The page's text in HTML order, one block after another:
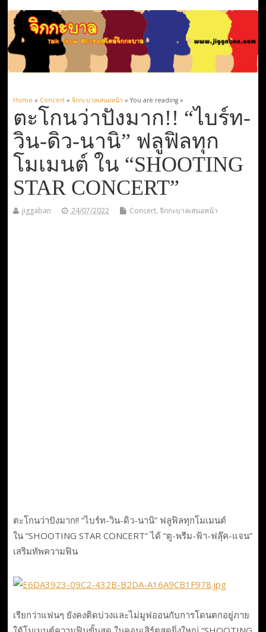
Home » Concert» จิกกะบาลเสนอหน้า » You are reading »
ตะโกนว่าปังมาก!! “ไบร์ท-
วิน-ดิว-นานิ” ฟลูฟิลทุก
โมเมนต์ ใน “SHOOTING
STAR CONCERT”
jiggaban 24/07/2022 Concert, จิกกะบาลเสนอหน้า
ตะโกนว่าปังมาก!! “ไบร์ท-วิน-ดิว-นานิ” ฟลูฟิลทุกโมเมนต์
ใน “SHOOTING STAR CONCERT” ได้ “ตู-พรีม-ฟ้า-ฟลุ๊ค-แจน”
เสริมทัพความฟิน
เรียกว่าแฟนๆ ยังคงติดบ่วงและไม่มูฟออนกับการโดนตกอยู่ภาย